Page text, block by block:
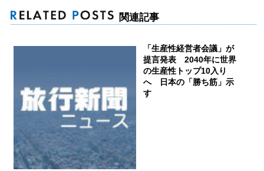
関連記事
「生産性経営者会議」が
提言発表 2040年に世界
の生産性トップ10入り
へ 日本の「勝ち筋」示
す